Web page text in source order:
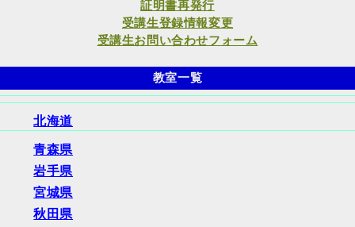
証明書再発行
受講生登録情報変更
受講生お問い合わせフォーム
教室一覧
北海道
青森県
岩手県
宮城県
秋田県